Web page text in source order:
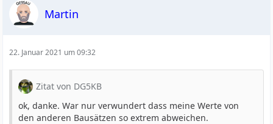
Martin
22. Januar 2021 um 09:32
Zitat von DG5KB
ok, danke. War nur verwundert dass meine Werte von
den anderen Bausätzen so extrem abweichen.